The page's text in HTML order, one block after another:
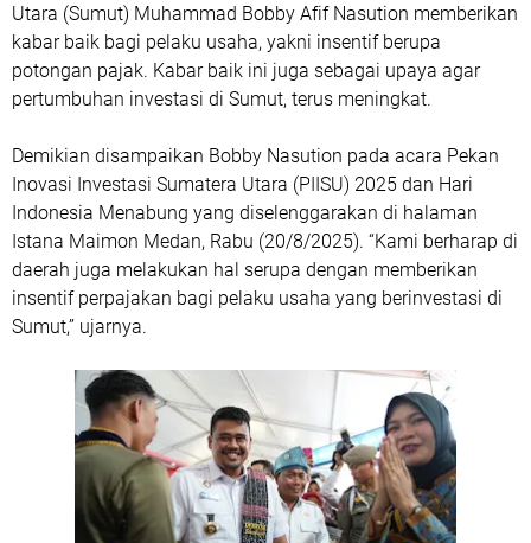
Utara (Sumut) Muhammad Bobby Afif Nasution memberikan
kabar baik bagi pelaku usaha, yakni insentif berupa
potongan pajak. Kabar baik ini juga sebagai upaya agar
pertumbuhan investasi di Sumut, terus meningkat.
Demikian disampaikan Bobby Nasution pada acara Pekan
Inovasi Investasi Sumatera Utara (PIISU) 2025 dan Hari
Indonesia Menabung yang diselenggarakan di halaman
Istana Maimon Medan, Rabu (20/8/2025). “Kami berharap di
daerah juga melakukan hal serupa dengan memberikan
insentif perpajakan bagi pelaku usaha yang berinvestasi di
Sumut,” ujarnya.